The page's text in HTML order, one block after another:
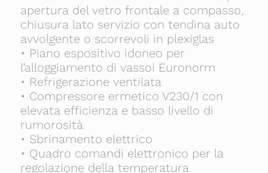
apertura del vetro frontale a compasso,
chiusura lato servizio con tendina auto
avvolgente o scorrevoli in plexiglas
• Piano espositivo idoneo per
l’alloggiamento di vassoi Euronorm
• Refrigerazione ventilata
• Compressore ermetico V230/1 con
elevata efficienza e basso livello di
rumorosità
• Sbrinamento elettrico
• Quadro comandi elettronico per la
regolazione della temperatura